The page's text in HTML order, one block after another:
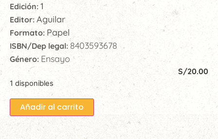
Edición: 1
Editor: Aguilar
Formato: Papel
ISBN/Dep legal: 8403593678
Género: Ensayo
S/20.00
1 disponibles
Añadir al carrito